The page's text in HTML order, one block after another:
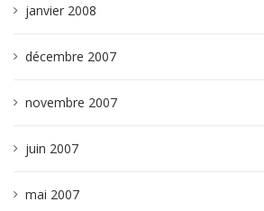
janvier 2008
décembre 2007
novembre 2007
juin 2007
mai 2007